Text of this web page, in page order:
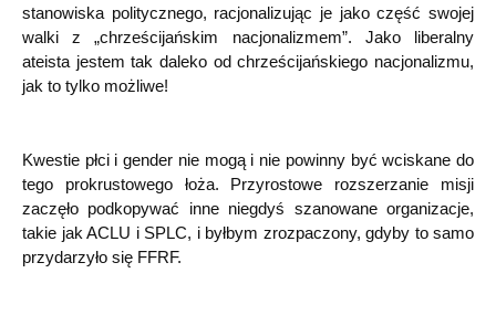
stanowiska politycznego, racjonalizując je jako część swojej
walki z „chrześcijańskim nacjonalizmem”. Jako liberalny
ateista jestem tak daleko od chrześcijańskiego nacjonalizmu,
jak to tylko możliwe!
Kwestie płci i gender nie mogą i nie powinny być wciskane do
tego prokrustowego łoża. Przyrostowe rozszerzanie misji
zaczęło podkopywać inne niegdyś szanowane organizacje,
takie jak ACLU i SPLC, i byłbym zrozpaczony, gdyby to samo
przydarzyło się FFRF.